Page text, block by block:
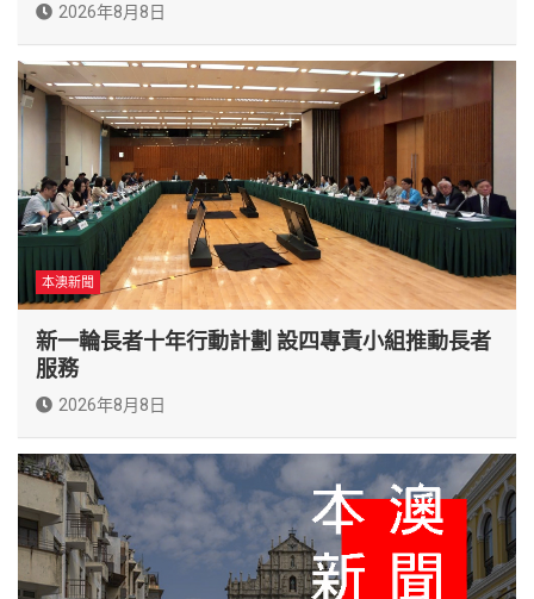
2026年8月8日
本澳新聞
新一輪長者十年行動計劃 設四專責小組推動長者
服務
2026年8月8日